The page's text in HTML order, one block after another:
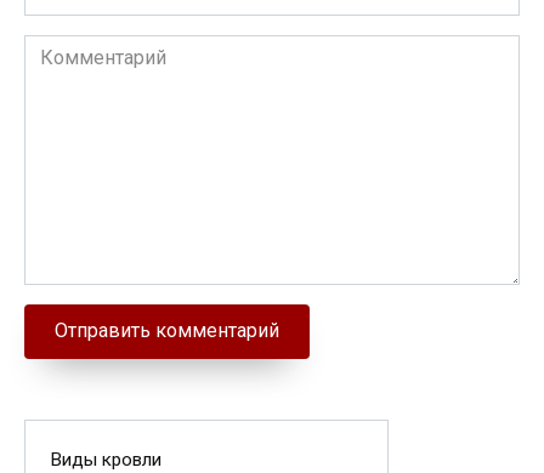
Комментарий
Виды кровли